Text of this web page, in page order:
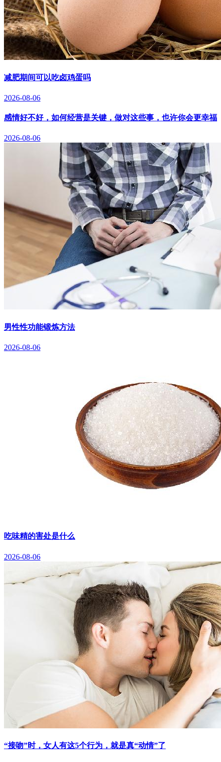
减肥期间可以吃卤鸡蛋吗
2026-08-06
感情好不好，如何经营是关键，做对这些事，也许你会更幸福
2026-08-06
男性性功能锻炼方法
2026-08-06
吃味精的害处是什么
2026-08-06
“接吻”时，女人有这5个行为，就是真“动情”了